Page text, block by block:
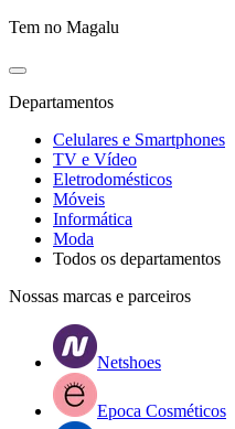
Tem no Magalu
Departamentos
Celulares e Smartphones
TV e Vídeo
Eletrodomésticos
Móveis
Informática
Moda
Todos os departamentos
Nossas marcas e parceiros
Netshoes
Epoca Cosméticos